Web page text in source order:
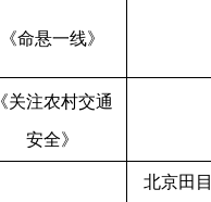
《命悬一线》
《关注农村交通
安全》
北京田目